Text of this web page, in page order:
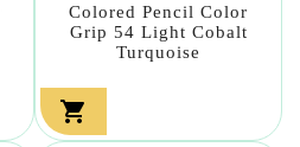
Colored Pencil Color
Grip 54 Light Cobalt
Turquoise
